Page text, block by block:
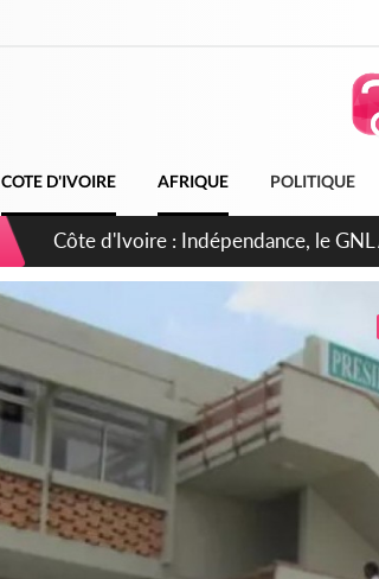
COTE D'IVOIRE AFRIQUE POLITIQUE
Sierra Leone : Un projet de réforme
d'avance